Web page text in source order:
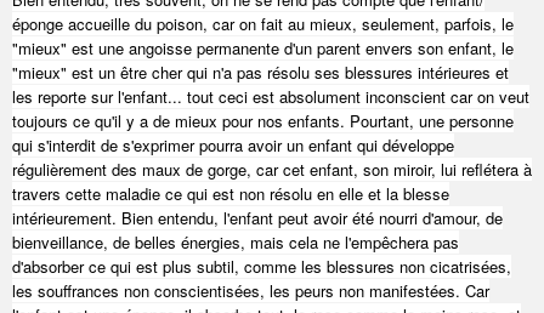
éponge accueille du poison, car on fait au mieux, seulement, parfois, le
"mieux" est une angoisse permanente d'un parent envers son enfant, le
"mieux" est un être cher qui n'a pas résolu ses blessures intérieures et
les reporte sur l'enfant... tout ceci est absolument inconscient car on veut
toujours ce qu'il y a de mieux pour nos enfants. Pourtant, une personne
qui s'interdit de s'exprimer pourra avoir un enfant qui développe
régulièrement des maux de gorge, car cet enfant, son miroir, lui reflétera à
travers cette maladie ce qui est non résolu en elle et la blesse
intérieurement. Bien entendu, l'enfant peut avoir été nourri d'amour, de
bienveillance, de belles énergies, mais cela ne l'empêchera pas
d'absorber ce qui est plus subtil, comme les blessures non cicatrisées,
les souffrances non conscientisées, les peurs non manifestées. Car